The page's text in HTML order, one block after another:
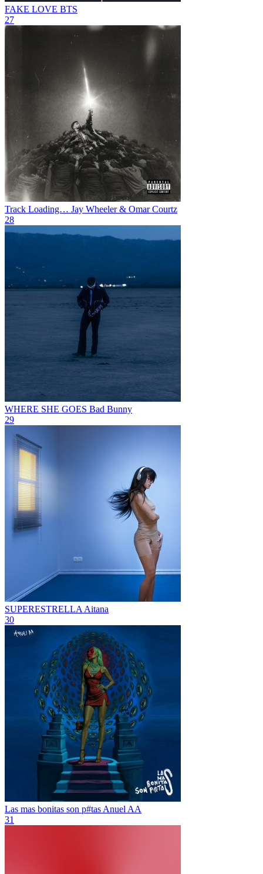
FAKE LOVE BTS
27
⁠Track Loading… Jay Wheeler & Omar Courtz
28
WHERE SHE GOES Bad Bunny
29
SUPERESTRELLA Aitana
30
Las mas bonitas son p#tas Anuel AA
31